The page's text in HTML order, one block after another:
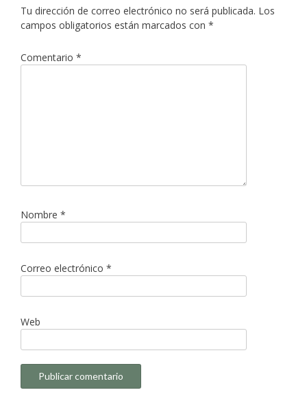
Tu dirección de correo electrónico no será publicada. Los
campos obligatorios están marcados con *
Comentario *
Nombre *
Correo electrónico *
Web